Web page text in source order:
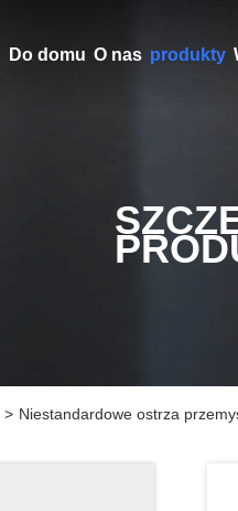
Do domu O nas produkty
> Niestandardowe ostrza